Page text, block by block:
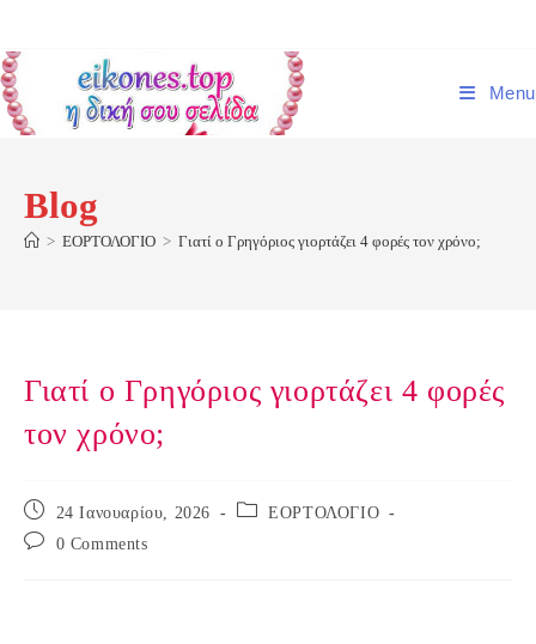
content
Menu
Blog
> ΕΟΡΤΟΛΟΓΙΟ > Γιατί ο Γρηγόριος γιορτάζει 4 φορές τον χρόνο;
Γιατί ο Γρηγόριος γιορτάζει 4 φορές
τον χρόνο;
Post
published:
24 Ιανουαρίου, 2026
Post ΕΟΡΤΟΛΟΓΙΟ
Post
0 Comments